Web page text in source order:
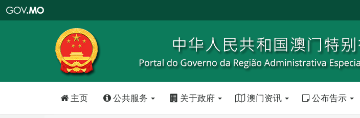
特
政
区
政
口
主页 公共服务 关于政府 澳门资讯 公布告示